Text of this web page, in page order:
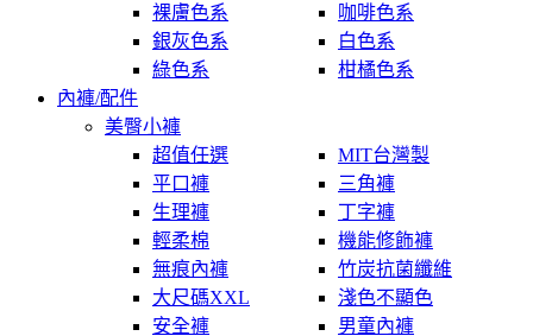
裸膚色系
咖啡色系
銀灰色系
白色系
綠色系
柑橘色系
內褲/配件
美臀小褲
超值任選
MIT台灣製
平口褲
三角褲
生理褲
丁字褲
輕柔棉
機能修飾褲
無痕內褲
竹炭抗菌纖維
大尺碼XXL
淺色不顯色
安全褲
男童內褲